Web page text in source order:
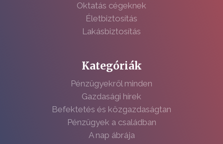
Oktatás cégeknek
Életbiztosítás
Lakásbiztosítás
Kategóriák
Pénzügyekről minden
Gazdasági hírek
Befektetés és közgazdaságtan
Pénzügyek a családban
A nap ábrája